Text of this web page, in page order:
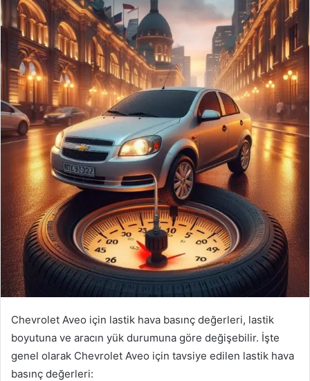
Chevrolet Aveo için lastik hava basınç değerleri, lastik
boyutuna ve aracın yük durumuna göre değişebilir. İşte
genel olarak Chevrolet Aveo için tavsiye edilen lastik hava
basınç değerleri: